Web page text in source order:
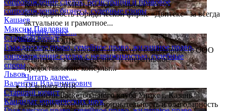
сопровождение бизнеса, судебные споры
Кашаев
Максим Павлович
Старший юрист
Гражданское право, семейное право, жилищное право,
сопровождение сделок с недвижимостью, судебные
споры
Львов
Валентин Владимирович
Старший юрист
Кандидат юридических наук
Коллектив «МЕП Восток» выражает свою
благодарность Юридической фирме «Двитекс» за всегда
актуальное и грамотное...
Читать далее....
12 января 2018
ФК "Рубин" выражает огромную благодарность ООО
"Двитекс" за качественное и оперативное
предоставление консульт...
Читать далее....
12 января 2018
От имени Баскетбольного клуба Уникс г. Казань
выражаю искреннюю признательность и благодарность